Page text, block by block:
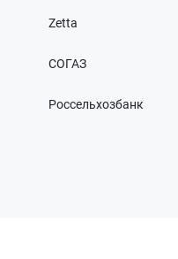
Zetta
СОГАЗ
Россельхозбанк